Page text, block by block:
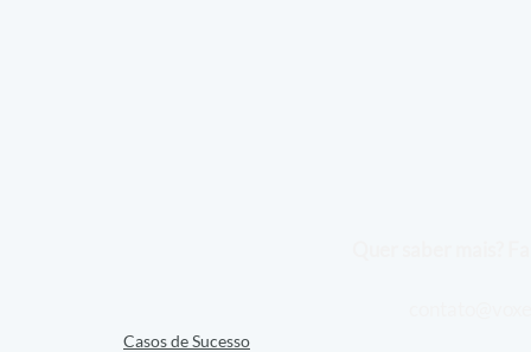
Casos de Sucesso